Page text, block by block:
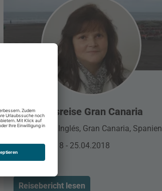
Schulungsreise Gran Canaria
Playa del Inglés, Gran Canaria, Spanien
21.04.2018 - 25.04.2018
Reisebericht lesen